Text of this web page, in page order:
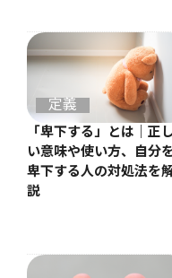
定義
「卑下する」とは｜正
い意味や使い方、自分
卑下する人の対処法を
説